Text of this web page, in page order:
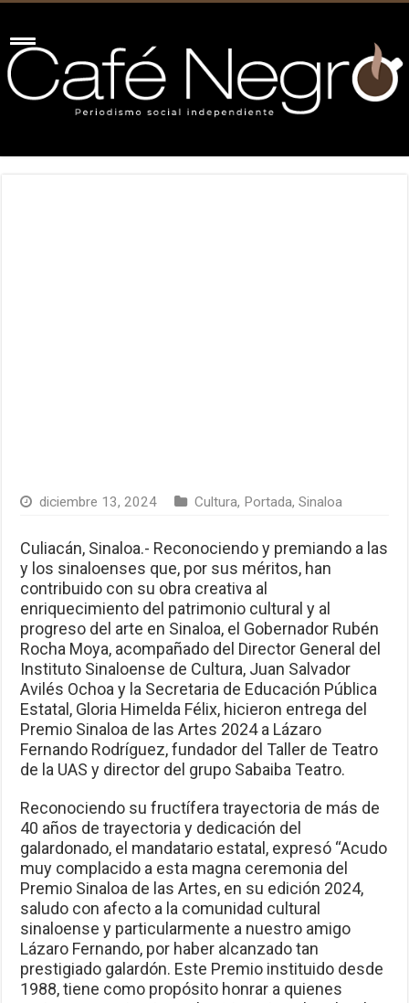
Culiacán, Sinaloa.- Reconociendo y premiando a las
contribuido con su obra creativa al
enriquecimiento del patrimonio cultural y al
progreso del arte en Sinaloa, el Gobernador Rubén
Rocha Moya, acompañado del Director General del
Instituto Sinaloense de Cultura, Juan Salvador
Avilés Ochoa y la Secretaria de Educación Pública
Estatal, Gloria Himelda Félix, hicieron entrega del
Premio Sinaloa de las Artes 2024 a Lázaro
Fernando Rodríguez, fundador del Taller de Teatro
de la UAS y director del grupo Sabaiba Teatro.
Reconociendo su fructífera trayectoria de más de
galardonado, el mandatario estatal, expresó “Acudo
muy complacido a esta magna ceremonia del
Premio Sinaloa de las Artes, en su edición 2024,
saludo con afecto a la comunidad cultural
sinaloense y particularmente a nuestro amigo
Lázaro Fernando, por haber alcanzado tan
prestigiado galardón. Este Premio instituido desde
1988, tiene como propósito honrar a quienes
enriquecen y vigorizan el patrimonio cultural y el
desarrollo de las Artes y de la cultura de Sinaloa”.